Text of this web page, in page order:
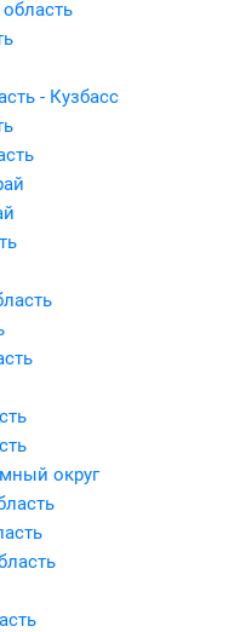
- Кузбасс
округ